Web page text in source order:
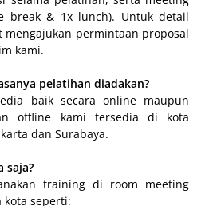
break & 1x lunch). Untuk detail
mengajukan permintaan proposal
kami.
pelatihan diadakan?
baik secara online maupun
offline kami tersedia di kota
dan Surabaya.
saja?
training di room meeting
seperti: